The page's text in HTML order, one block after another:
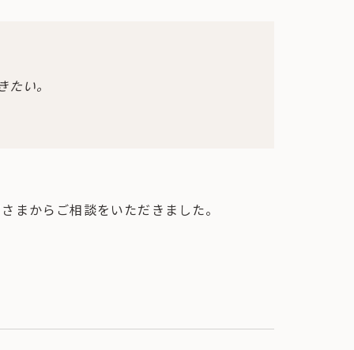
い。
まからご相談をいただきました。